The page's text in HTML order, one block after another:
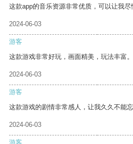
这款app的音乐资源非常优质，可以让我尽
2024-06-03
游客
这款游戏非常好玩，画面精美，玩法丰富。
2024-06-03
游客
这款游戏的剧情非常感人，让我久久不能忘
2024-06-03
游客